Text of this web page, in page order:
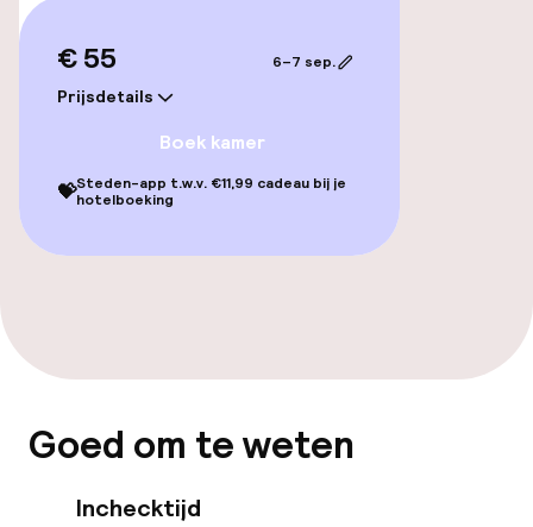
€ 55
Prijsdetails
6–7 sep.
Boek kamer
💝Steden-app t.w.v. €11,99 cadeau bij je
hotelboeking
Goed om te weten
Inchecktijd